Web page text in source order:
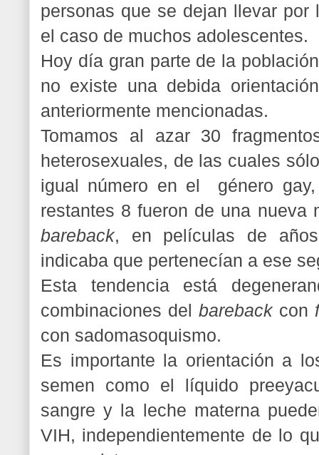
personas que se dejan llevar por
el caso de muchos adolescentes.
Hoy día gran parte de la
no existe una debida
anteriormente mencionadas.
Tomamos al azar 30
heterosexuales, de las cuales
igual número en el género
restantes 8 fueron de una nueva
bareback, en películas de
indicaba que pertenecían a ese
Esta tendencia está
combinaciones del barebackcon
con sadomasoquismo.
Es importante la orientación a
semen como el líquido
sangre y la leche materna
VIH, independientemente de lo